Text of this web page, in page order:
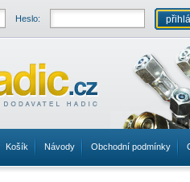
Heslo:
Košík Návody Obchodní podmínky